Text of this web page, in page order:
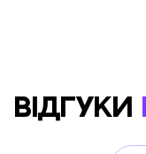
ВІДГУКИ